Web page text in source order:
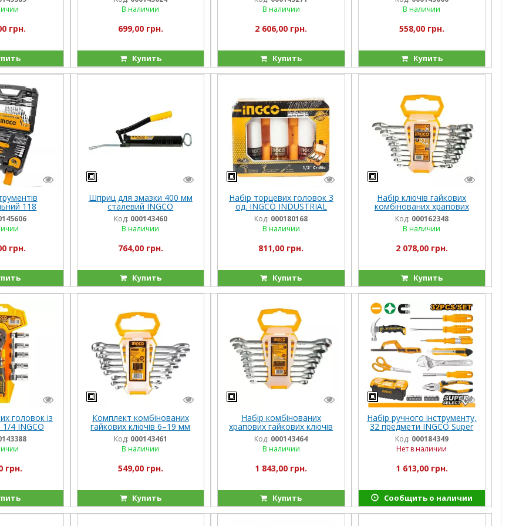
грн.
В наличии
699,00 грн.
Купить
В наличии
2 606,00 грн.
Купить
В наличии
558,00 грн.
Купить
118
INGCO
грн.
Шприц для змазки 400 мм
сталевий INGCO
INDUSTRIAL
Код: 000143460
В наличии
764,00 грн.
Купить
Набір торцевих головок 3
од. INGCO INDUSTRIAL
Код: 000180168
В наличии
811,00 грн.
Купить
Набір ключів гайкових
комбінованих храпових
гнучких 8–19 мм 8 шт.
INGCO INDUSTRIAL
Код: 000162348
В наличии
2 078,00 грн.
Купить
головок із
1/4 INGCO
грн.
Комплект комбінованих
гайкових ключів 6–19 мм
INGCO INDUSTRIAL
Код: 000143461
В наличии
549,00 грн.
Купить
Набір комбінованих
храпових гайкових ключів
8–19 мм INGCO INDUSTRIAL
Код: 000143464
В наличии
1 843,00 грн.
Купить
Набір ручного інструменту,
32 предмети INGCO Super
Select
Код: 000184349
Нет в наличии
1 613,00 грн.
Сообщить о наличии